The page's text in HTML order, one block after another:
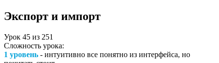
Экспорт и импорт
Урок 45 из 251
Сложность урока:
1 уровень - интуитивно все понятно из интерфейса, но